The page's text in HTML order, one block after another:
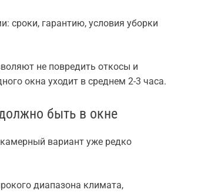
сроки, гарантию, условия уборки
не повредить откосы и
окна уходит в среднем 2-3 часа.
быть в окне
вариант уже редко
диапазона климата,